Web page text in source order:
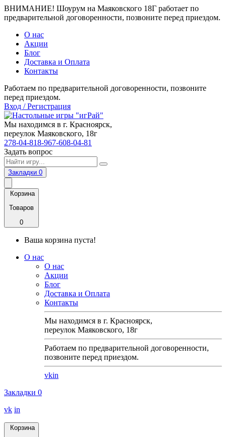
ВНИМАНИЕ! Шоурум на Маяковского 18Г работает по
предварительной договоренности, позвоните перед приездом.
О нас
Акции
Блог
Доставка и Оплата
Контакты
Работаем по предварительной договоренности, позвоните
перед приездом.
Вход / Регистрация
Мы находимся в г. Красноярск,
переулок Маяковского, 18г
278-04-818-967-608-04-81
Задать вопрос
Закладки 0
Корзина
Товаров
0
Ваша корзина пуста!
О нас
О нас
Акции
Блог
Доставка и Оплата
Контакты
Мы находимся в г. Красноярск,
переулок Маяковского, 18г
Работаем по предварительной договоренности,
позвоните перед приездом.
vkin
Закладки 0
vk in
Корзина